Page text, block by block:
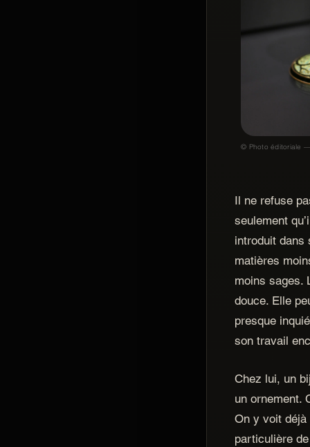
© Photo éditoriale
Il ne refuse
seulement
introduit dans
matières
moins sages.
douce. Elle
presque
son travail
Chez lui, un
un ornement.
On y voit
particulière